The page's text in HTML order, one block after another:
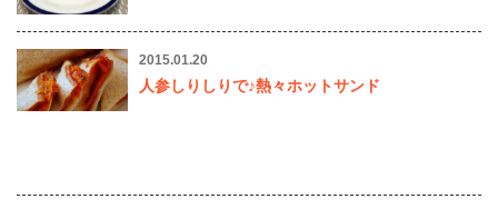
2015.01.20
人参しりしりで♪熱々ホットサンド